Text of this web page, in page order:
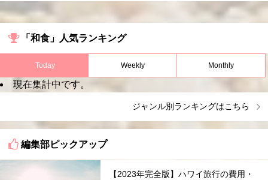
「和食」人気ランキング
Today Weekly Monthly
現在集計中です。
ジャンル別ランキングはこちら
編集部ピックアップ
【2023年完全版】ハワイ旅行の費用・